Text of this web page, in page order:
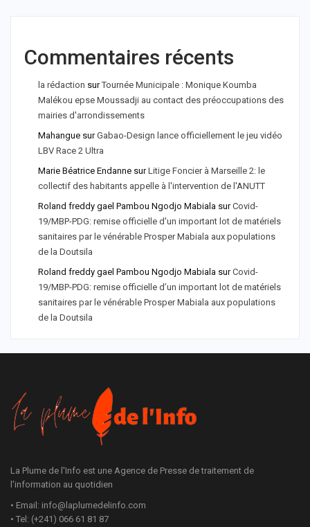
Commentaires récents
la rédaction surTournée Municipale : Monique Koumba
Malékou epse Moussadji au contact des préoccupations des
mairies d'arrondissements
Mahangue surGabao-Design lance officiellement le jeu vidéo
LBV Race 2 Ultra
Marie Béatrice Endanne surLitige Foncier à Marseille 2: le
collectif des habitants appelle à l'intervention de l'ANUTT
Roland freddy gael Pambou Ngodjo Mabiala surCovid-
19/MBP-PDG: remise officielle d'un important lot de matériels
sanitaires par le vénérable Prosper Mabiala aux populations
de la Doutsila
Roland freddy gael Pambou Ngodjo Mabiala surCovid-
19/MBP-PDG: remise officielle d’un important lot de matériels
sanitaires par le vénérable Prosper Mabiala aux populations
de la Doutsila
La Plume de l'Info est une Agence de Presse de traitement de
l'information au quotidien
• Email: info@laplumedelinfo.com
• Tel: (+241) 066 61 81 87